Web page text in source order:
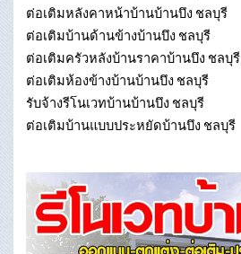
ต่อเติมหลังคาหน้าบ้านบ้านบึง ชลบุรี
ต่อเติมบ้านด้านข้างบ้านบึง ชลบุรี
ต่อเติมครัวหลังบ้านราคาบ้านบึง ชลบุรี
ต่อเติมห้องข้างบ้านบ้านบึง ชลบุรี
รับจ้างรีโนเวทบ้านบ้านบึง ชลบุรี
ต่อเติมบ้านแบบประหยัดบ้านบึง ชลบุรี